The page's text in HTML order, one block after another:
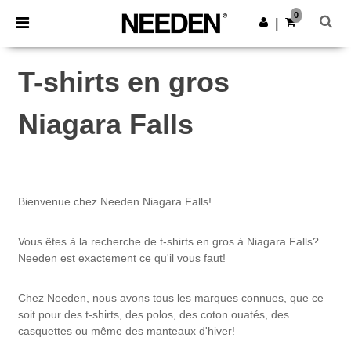
× Appli Needen
Meilleurs prix sur l’app !
Obtenir l'appli
0
T-shirts en gros
Niagara Falls
Bienvenue chez Needen Niagara Falls!
Vous êtes à la recherche de t-shirts en gros à Niagara Falls?
Needen est exactement ce qu'il vous faut!
Chez Needen, nous avons tous les marques connues, que ce
soit pour des t-shirts, des polos, des coton ouatés, des
casquettes ou même des manteaux d'hiver!